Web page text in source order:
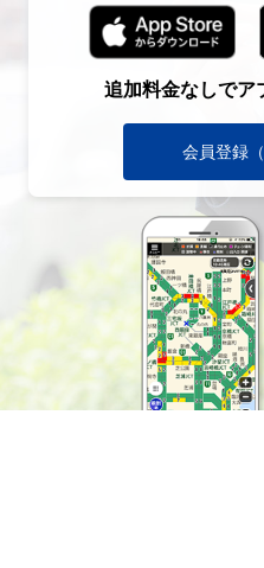
追加料金なしでア
会員登録